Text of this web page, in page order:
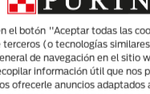
más comunes
alimentación que
el botón "Aceptar todas las
terceros (o tecnologías
de navegación en el sitio
información útil que nos
ofrecerle anuncios adaptados